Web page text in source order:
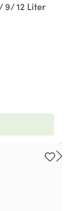
9/ 12 Liter